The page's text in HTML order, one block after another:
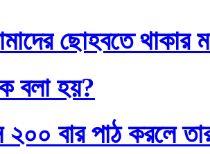
ছোহবতে থাকার
বলা হয়?
২০০ বার পাঠ করলে